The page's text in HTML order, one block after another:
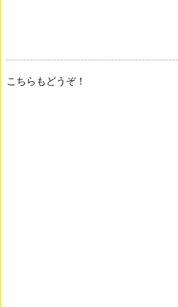
こちらもどうぞ！